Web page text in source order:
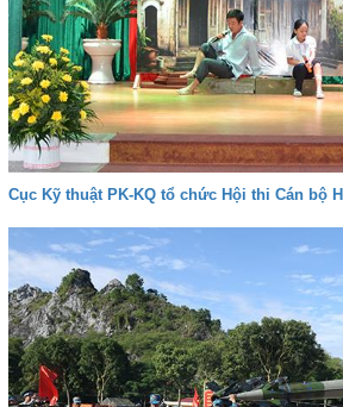
Cục Kỹ thuật PK-KQ tổ chức Hội thi Cán bộ